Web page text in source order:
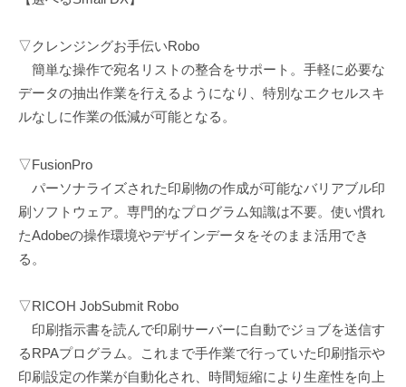
▽クレンジングお手伝いRobo
簡単な操作で宛名リストの整合をサポート。手軽に必要な
データの抽出作業を行えるようになり、特別なエクセルスキ
ルなしに作業の低減が可能となる。
▽FusionPro
パーソナライズされた印刷物の作成が可能なバリアブル印
刷ソフトウェア。専門的なプログラム知識は不要。使い慣れ
たAdobeの操作環境やデザインデータをそのまま活用でき
る。
▽RICOH JobSubmit Robo
印刷指示書を読んで印刷サーバーに自動でジョブを送信す
るRPAプログラム。これまで手作業で行っていた印刷指示や
印刷設定の作業が自動化され、時間短縮により生産性を向上